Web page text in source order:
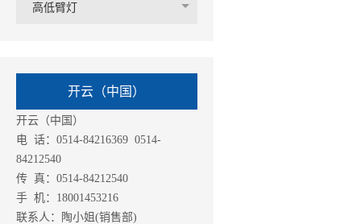
高低臂灯
开云（中国）
开云（中国）
电 话：0514-84216369 0514-
84212540
传 真：0514-84212540
手 机：18001453216
联系人：陶小姐(销售部)